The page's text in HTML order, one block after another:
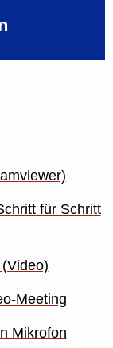
für Schritt
Meeting
Mikrofon